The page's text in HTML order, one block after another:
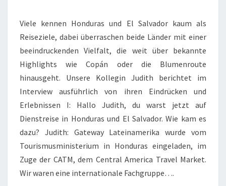
JUDITH
Viele kennen Honduras und El Salvador kaum als
Reiseziele, dabei überraschen beide Länder mit einer
beeindruckenden Vielfalt, die weit über bekannte
Highlights wie Copán oder die Blumenroute
hinausgeht. Unsere Kollegin Judith berichtet im
Interview ausführlich von ihren Eindrücken und
Erlebnissen I: Hallo Judith, du warst jetzt auf
Dienstreise in Honduras und El Salvador. Wie kam es
dazu? Judith: Gateway Lateinamerika wurde vom
Tourismusministerium in Honduras eingeladen, im
Zuge der CATM, dem Central America Travel Market.
Wir waren eine internationale Fachgruppe….